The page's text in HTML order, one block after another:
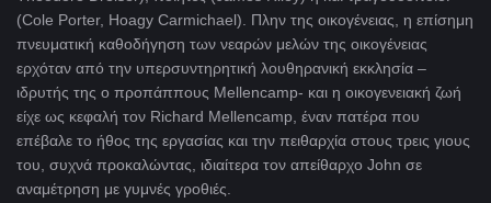
(Cole Porter, Hoagy Carmichael). Πλην της οικογένειας, η επίσημη
πνευματική καθοδήγηση των νεαρών μελών της οικογένειας
ερχόταν από την υπερσυντηρητική λουθηρανική εκκλησία –
ιδρυτής της ο προπάππους Mellencamp- και η οικογενειακή ζωή
είχε ως κεφαλή τον Richard Mellencamp, έναν πατέρα που
επέβαλε το ήθος της εργασίας και την πειθαρχία στους τρεις γιους
του, συχνά προκαλώντας, ιδιαίτερα τον απείθαρχο John σε
αναμέτρηση με γυμνές γροθιές.